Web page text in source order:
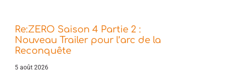
Re:ZERO Saison 4 Partie 2 :
Nouveau Trailer pour l’arc de la
Reconquête
5 août 2026